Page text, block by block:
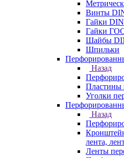
Винты
Гайки DIN
Гайки
Шайбы
Шпильки
Назад
Пластины
Уголки
Назад
лента,
Ленты